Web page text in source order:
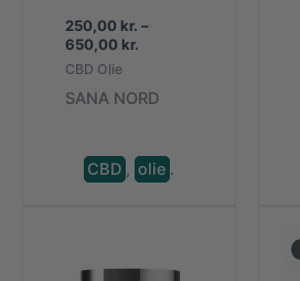
250,00 kr. –
650,00 kr.
650,00 kr.
CBD Olie
SANA NORD
CBD olie .